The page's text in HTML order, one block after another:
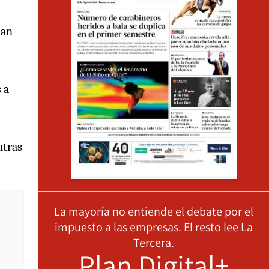
a
La mayoría no entiende el debate por el
impuesto a las empresas. El resto lee La
Tercera.